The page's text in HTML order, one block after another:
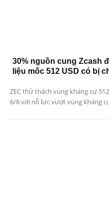
30% nguồn cung Zcash
liệu mốc 512 USD có bị
ZEC thử thách vùng kháng cự
6/8 với nỗ lực vượt vùng kháng